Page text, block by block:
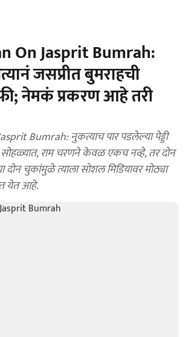
On Jasprit Bumrah:
जसप्रीत बुमराहची
नेमकं प्रकरण आहे तरी
Bumrah: नुकत्याच पार पडलेल्या पेड्डी
सोहळ्यात, राम चरणने केवळ एकच नव्हे, तर दोन
दोन चुकांमुळे त्याला सोशल मिडियावर मोठ्या
येत आहे.